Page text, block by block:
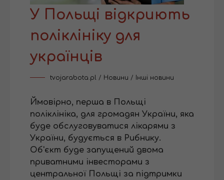
У Польщі відкриють
поліклініку для
українців
tvojarabota.pl / Новини / Інші новини
Ймовірно, перша в Польщі
поліклініка, для громадян України, яка
буде обслуговуватися лікарями з
України, будується в Рибнику.
Об'єкт буде запущений двома
приватними інвесторами з
центральної Польщі за підтримки